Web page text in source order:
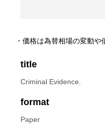
title
Criminal Evidence.
format
Paper
・価格は為替相場の変動